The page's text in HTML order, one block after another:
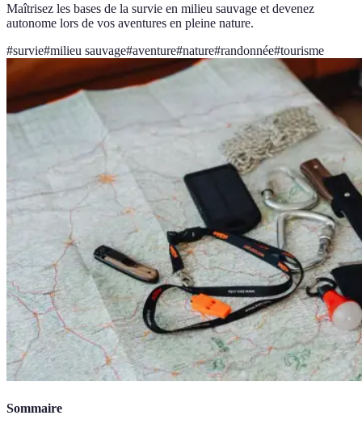
Maîtrisez les bases de la survie en milieu sauvage et devenez
autonome lors de vos aventures en pleine nature.
#survie#milieu sauvage#aventure#nature#randonnée#tourisme
Sommaire